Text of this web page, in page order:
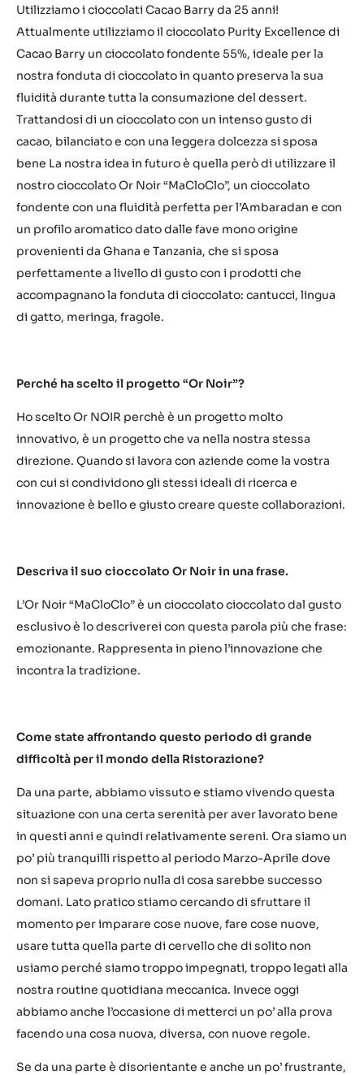
Utilizziamo i cioccolati Cacao Barry da 25 anni!
Attualmente utilizziamo il cioccolato Purity Excellence di
Cacao Barry un cioccolato fondente 55%, ideale per la
nostra fonduta di cioccolato in quanto preserva la sua
fluidità durante tutta la consumazione del dessert.
Trattandosi di un cioccolato con un intenso gusto di
cacao, bilanciato e con una leggera dolcezza si sposa
bene La nostra idea in futuro è quella però di utilizzare il
nostro cioccolato Or Noir “MaCloClo”, un cioccolato
fondente con una fluidità perfetta per l’Ambaradan e con
un profilo aromatico dato dalle fave mono origine
provenienti da Ghana e Tanzania, che si sposa
perfettamente a livello di gusto con i prodotti che
accompagnano la fonduta di cioccolato: cantucci, lingua
di gatto, meringa, fragole.
Perché ha scelto il progetto “Or Noir”?
Ho scelto Or NOIR perchè è un progetto molto
innovativo, è un progetto che va nella nostra stessa
direzione. Quando si lavora con aziende come la vostra
con cui si condividono gli stessi ideali di ricerca e
innovazione è bello e giusto creare queste collaborazioni.
Descriva il suo cioccolato Or Noir in una frase.
L’Or Noir “MaCloClo” è un cioccolato cioccolato dal gusto
esclusivo è lo descriverei con questa parola più che frase:
emozionante. Rappresenta in pieno l’innovazione che
incontra la tradizione.
Come state affrontando questo periodo di grande
difficoltà per il mondo della Ristorazione?
Da una parte, abbiamo vissuto e stiamo vivendo questa
situazione con una certa serenità per aver lavorato bene
in questi anni e quindi relativamente sereni. Ora siamo un
po’ più tranquilli rispetto al periodo Marzo-Aprile dove
non si sapeva proprio nulla di cosa sarebbe successo
domani. Lato pratico stiamo cercando di sfruttare il
momento per imparare cose nuove, fare cose nuove,
usare tutta quella parte di cervello che di solito non
usiamo perché siamo troppo impegnati, troppo legati alla
nostra routine quotidiana meccanica. Invece oggi
abbiamo anche l’occasione di metterci un po’ alla prova
facendo una cosa nuova, diversa, con nuove regole.
Se da una parte è disorientante e anche un po’ frustrante,